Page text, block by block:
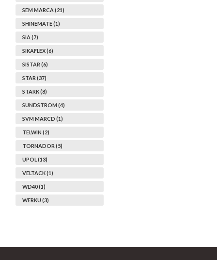
SEM MARCA (21)
SHINEMATE (1)
SIA (7)
SIKAFLEX (6)
SISTAR (6)
STAR (37)
STARK (8)
SUNDSTROM (4)
SVM MARCD (1)
TELWIN (2)
TORNADOR (5)
UPOL (13)
VELTACK (1)
WD40 (1)
WERKU (3)